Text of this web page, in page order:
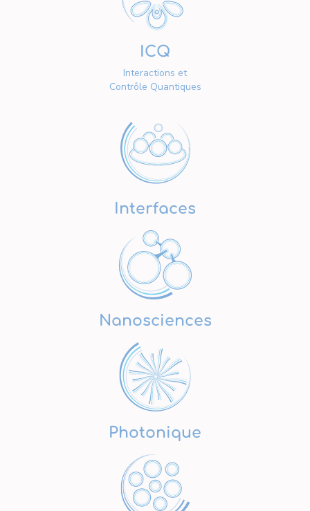
ICQ
Interactions et
Contrôle Quantiques
Interfaces
Nanosciences
Photonique